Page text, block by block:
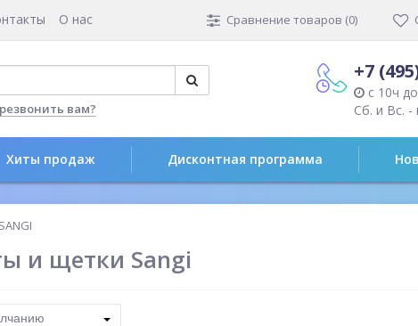
О нас Сравнение товаров (0)
вам?
+7
с 10ч
Сб. и Вс. -
Хиты продаж Дисконтная программа
SANGI
и щетки Sangi